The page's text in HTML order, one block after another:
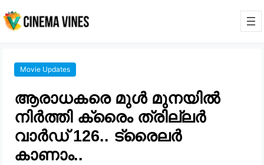
Movie Updates
ആരാധകരെ മുൾ മുനയിൽ
നിർത്തി ക്രൈം ത്രില്ലർ
വാർഡ് 126.. ട്രൈലർ
കാണാം..